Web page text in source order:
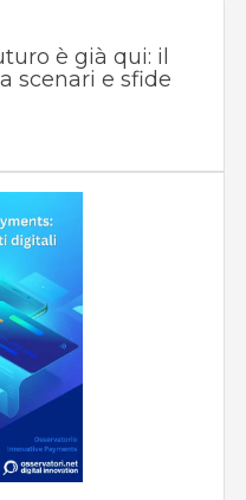
è già qui: il
scenari e sfide